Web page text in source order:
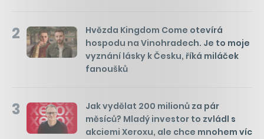
2
Hvězda Kingdom Come otevírá
hospodu na Vinohradech. Je to moje
vyznání lásky k Česku, říká miláček
fanoušků
3
Jak vydělat 200 milionů za pár
měsíců? Mladý investor to zvládl s
akciemi Xeroxu, ale chce mnohem víc